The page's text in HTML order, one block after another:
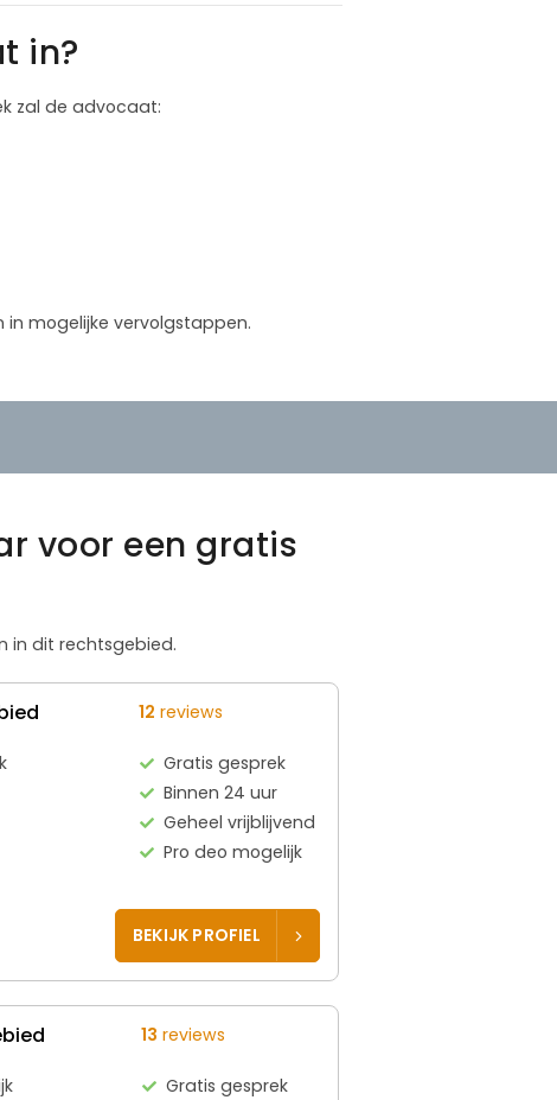
in?
zal de advocaat:
mogelijke vervolgstappen.
voor een gratis
in dit rechtsgebied.
12 reviews
Gratis gesprek
Binnen 24 uur
Geheel vrijblijvend
Pro deo mogelijk
BEKIJK PROFIEL
13 reviews
Gratis gesprek